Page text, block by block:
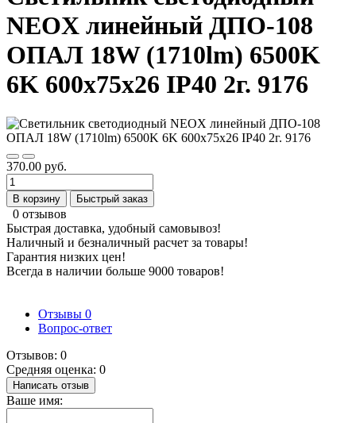
NEOX линейный ДПО-108
ОПАЛ 18W (1710lm) 6500K
6K 600x75x26 IP40 2г. 9176
370.00 руб.
В корзину Быстрый заказ
0 отзывов
Быстрая доставка, удобный самовывоз!
Наличный и безналичный расчет за товары!
Гарантия низких цен!
Всегда в наличии больше 9000 товаров!
Отзывы 0
Вопрос-ответ
Отзывов: 0
Средняя оценка: 0
Написать отзыв
Ваше имя: